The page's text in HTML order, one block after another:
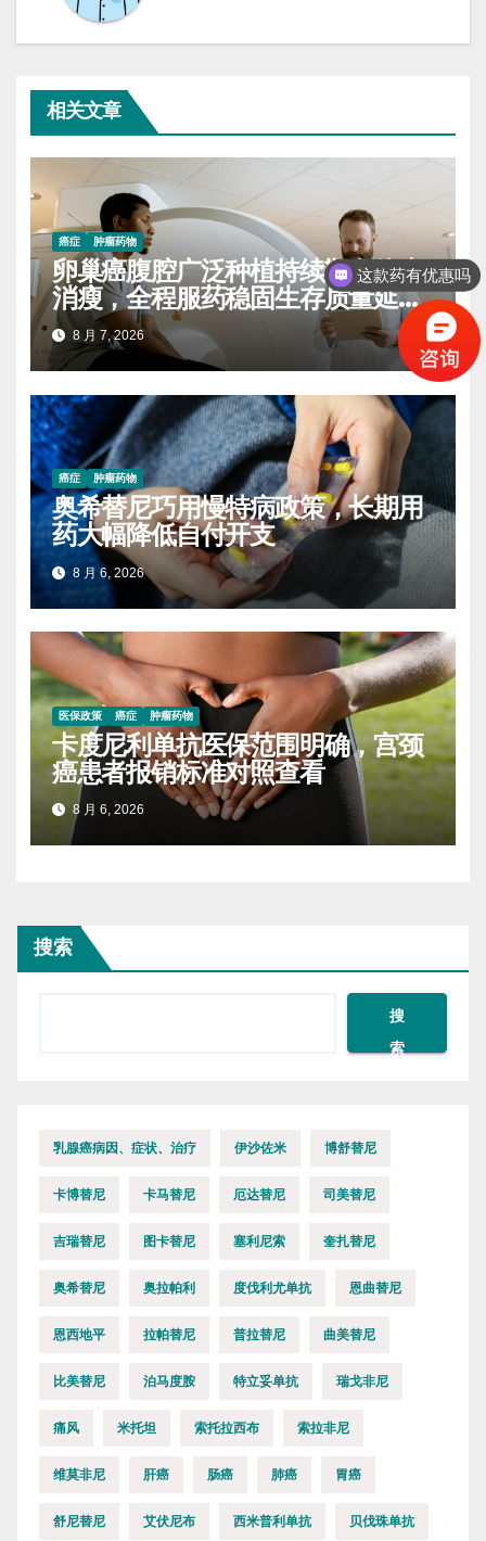
相关文章
癌症 肿瘤药物
卵巢癌腹腔广泛种植持续靶向体虚
消瘦，全程服药稳固生存质量延缓
进展
8 月 7, 2026
癌症 肿瘤药物
奥希替尼巧用慢特病政策，长期用
药大幅降低自付开支
8 月 6, 2026
医保政策 癌症 肿瘤药物
卡度尼利单抗医保范围明确，宫颈
癌患者报销标准对照查看
8 月 6, 2026
搜索
搜
索
乳腺癌病因、症状、治疗 伊沙佐米 博舒替尼
卡博替尼 卡马替尼 厄达替尼 司美替尼
吉瑞替尼 图卡替尼 塞利尼索 奎扎替尼
奥希替尼 奥拉帕利 度伐利尤单抗 恩曲替尼
恩西地平 拉帕替尼 普拉替尼 曲美替尼
比美替尼 泊马度胺 特立妥单抗 瑞戈非尼
痛风 米托坦 索托拉西布 索拉非尼
维莫非尼 肝癌 肠癌 肺癌 胃癌
舒尼替尼 艾伏尼布 西米普利单抗 贝伐珠单抗
这款药有优惠吗